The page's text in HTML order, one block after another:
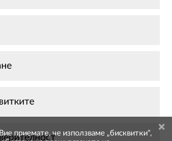
приемате, че използваме „бисквитки",